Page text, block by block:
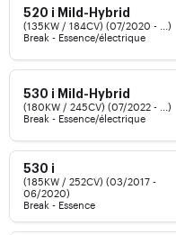
520 i Mild-Hybrid
(135KW / 184CV) (07/2020 - ...)
Break - Essence/électrique
530 i Mild-Hybrid
(180KW / 245CV) (07/2022 - ...)
Break - Essence/électrique
530 i
(185KW / 252CV) (03/2017 -
06/2020)
Break - Essence